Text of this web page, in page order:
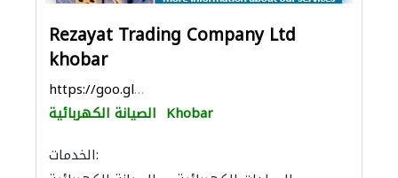
Rezayat Trading Company Ltd
khobar
https://goo.gl/maps/4k2mnrTRiFfXNB2g6
الصيانة الكهربائية Khobar
الخدمات: